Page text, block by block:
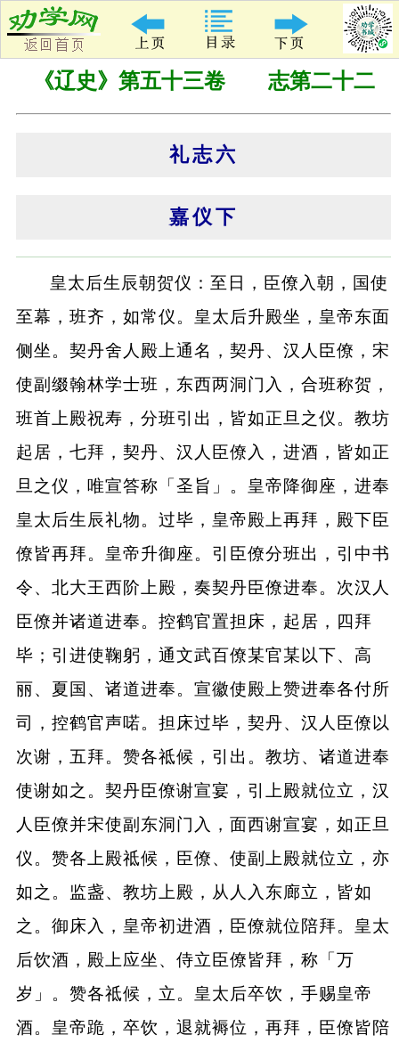
《辽史》第五十三卷 志第二十二
礼志六
嘉仪下
皇太后生辰朝贺仪：至日，臣僚入朝，国使
至幕，班齐，如常仪。皇太后升殿坐，皇帝东面
侧坐。契丹舍人殿上通名，契丹、汉人臣僚，宋
使副缀翰林学士班，东西两洞门入，合班称贺，
班首上殿祝寿，分班引出，皆如正旦之仪。教坊
起居，七拜，契丹、汉人臣僚入，进酒，皆如正
旦之仪，唯宣答称「圣旨」。皇帝降御座，进奉
皇太后生辰礼物。过毕，皇帝殿上再拜，殿下臣
僚皆再拜。皇帝升御座。引臣僚分班出，引中书
令、北大王西阶上殿，奏契丹臣僚进奉。次汉人
臣僚并诸道进奉。控鹤官置担床，起居，四拜
毕；引进使鞠躬，通文武百僚某官某以下、高
丽、夏国、诸道进奉。宣徽使殿上赞进奉各付所
司，控鹤官声喏。担床过毕，契丹、汉人臣僚以
次谢，五拜。赞各祗候，引出。教坊、诸道进奉
使谢如之。契丹臣僚谢宣宴，引上殿就位立，汉
人臣僚并宋使副东洞门入，面西谢宣宴，如正旦
仪。赞各上殿祗候，臣僚、使副上殿就位立，亦
如之。监盏、教坊上殿，从人入东廊立，皆如
之。御床入，皇帝初进酒，臣僚就位陪拜。皇太
后饮酒，殿上应坐、侍立臣僚皆拜，称「万
岁」。赞各祗候，立。皇太后卒饮，手赐皇帝
酒。皇帝跪，卒饮，退就褥位，再拜，臣僚皆陪